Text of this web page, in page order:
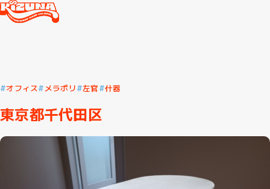
TOP 施工事例 ロケーション
オフィス メラポリ 左官 什器
東京都千代田区